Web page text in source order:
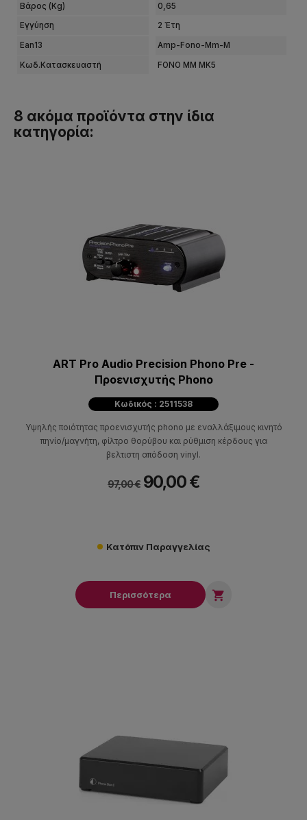
Βάρος (kg) 0,65
Εγγύηση 2 Έτη
Ean13 Amp-Fono-Mm-M
Κωδ.Κατασκευαστή FONO MM MK5
8 ακόμα προϊόντα στην ίδια
κατηγορία:
ART Pro Audio Precision Phono Pre -
Προενισχυτής Phono
Κωδικός : 2511538
Υψηλής ποιότητας προενισχυτής phono με εναλλάξιμους κινητό
πηνίο/μαγνήτη, φίλτρο θορύβου και ρύθμιση κέρδους για
βελτιστη απόδοση vinyl.
97,00 € 90,00 €
Κατόπιν Παραγγελίας
Περισσότερα 